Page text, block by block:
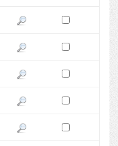
Pokaż podgląd wersji z dnia
Zaznacz wersję do
Pokaż podgląd wersji z dnia
Zaznacz wersję do
Pokaż podgląd wersji z dnia
Zaznacz wersję do
Pokaż podgląd wersji z dnia
Zaznacz wersję do
Pokaż podgląd wersji z dnia
Zaznacz wersję do